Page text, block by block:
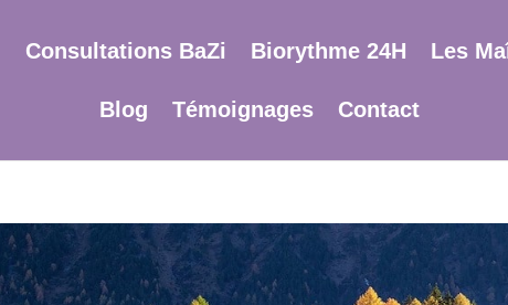
Consultations BaZi Biorythme 24H Les
Blog Témoignages Contact